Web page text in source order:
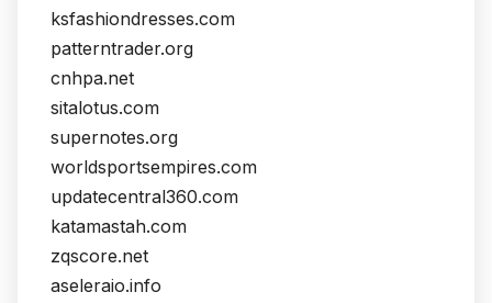
ksfashiondresses.com
patterntrader.org
cnhpa.net
sitalotus.com
supernotes.org
worldsportsempires.com
updatecentral360.com
katamastah.com
zqscore.net
aseleraio.info